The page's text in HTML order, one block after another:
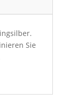
Sie